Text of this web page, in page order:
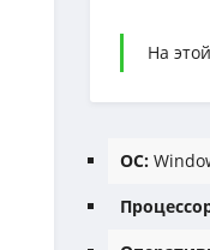
На
ОС: